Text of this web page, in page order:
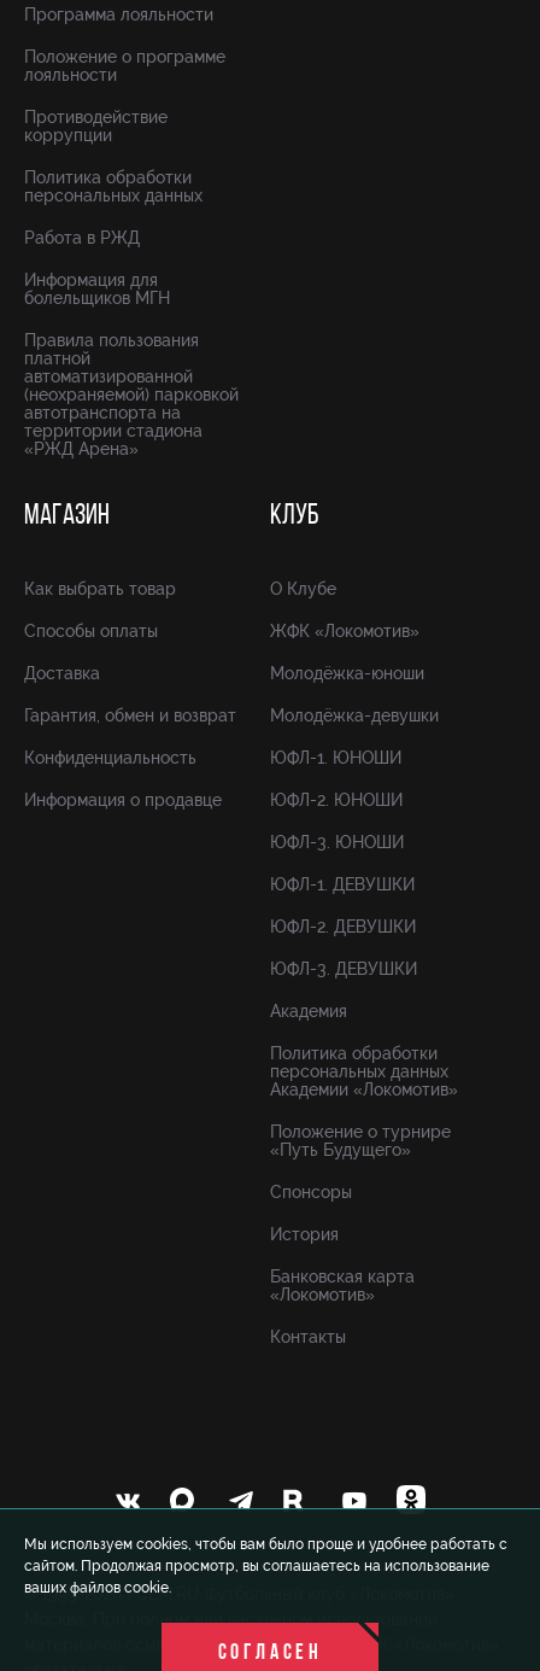
Мы используем cookies, чтобы вам было проще и удобнее работать с
сайтом. Продолжая просмотр, вы соглашаетесь на использование
ваших файлов cookie.
СОГЛАСЕН
Программа лояльности
Положение о программе
лояльности
Противодействие
коррупции
Политика обработки
персональных данных
Работа в РЖД
Информация для
болельщиков МГН
Правила пользования
платной
автоматизированной
(неохраняемой) парковкой
автотранспорта на
территории стадиона
«РЖД Арена»
МАГАЗИН
Как выбрать товар
Способы оплаты
Доставка
Гарантия, обмен и возврат
Конфиденциальность
Информация о продавце
КЛУБ
О Клубе
ЖФК «Локомотив»
Молодёжка-юноши
Молодёжка-девушки
ЮФЛ-1. ЮНОШИ
ЮФЛ-2. ЮНОШИ
ЮФЛ-3. ЮНОШИ
ЮФЛ-1. ДЕВУШКИ
ЮФЛ-2. ДЕВУШКИ
ЮФЛ-3. ДЕВУШКИ
Академия
Политика обработки
персональных данных
Академии «Локомотив»
Положение о турнире
«Путь Будущего»
Спонсоры
История
Банковская карта
«Локомотив»
Контакты
© 1999-2026 FCLM.RU Футбольный клуб «Локомотив»
Москва. При полном или частичном использовании
материалов ссылка на официальный сайт ФК «Локомотив»